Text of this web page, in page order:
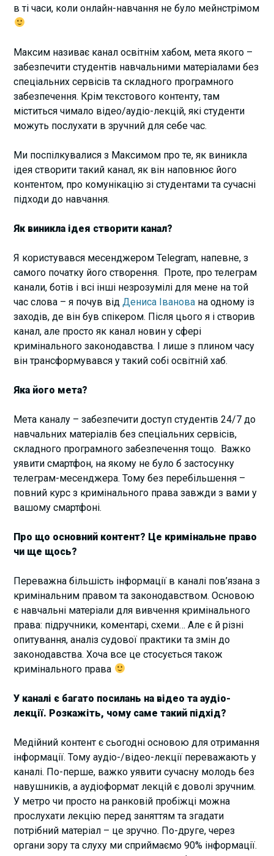
в ті часи, коли онлайн-навчання не було мейнстрімом
Максим називає канал освітнім хабом, мета якого –
забезпечити студентів навчальними матеріалами без
спеціальних сервісів та складного програмного
забезпечення. Крім текстового контенту, там
міститься чимало відео/аудіо-лекцій, які студенти
можуть послухати в зручний для себе час.
Ми поспілкувалися з Максимом про те, як виникла
ідея створити такий канал, як він наповнює його
контентом, про комунікацію зі студентами та сучасні
підходи до навчання.
Як виникла ідея створити канал?
Я користувався месенджером Telegram, напевне, з
самого початку його створення. Проте, про телеграм
канали, ботів і всі інші незрозумілі для мене на той
час слова – я почув від Дениса Іванова на одному із
заходів, де він був спікером. Після цього я і створив
канал, але просто як канал новин у сфері
кримінального законодавства. І лише з плином часу
він трансформувався у такий собі освітній хаб.
Яка його мета?
Мета каналу – забезпечити доступ студентів 24/7 до
навчальних матеріалів без спеціальних сервісів,
складного програмного забезпечення тощо. Важко
уявити смартфон, на якому не було б застосунку
телеграм-месенджера. Тому без перебільшення –
повний курс з кримінального права завжди з вами у
вашому смартфоні.
Про що основний контент? Це кримінальне право
чи ще щось?
Переважна більшість інформації в каналі пов’язана з
кримінальним правом та законодавством. Основою
є навчальні матеріали для вивчення кримінального
права: підручники, коментарі, схеми… Але є й різні
опитування, аналіз судової практики та змін до
законодавства. Хоча все це стосується також
кримінального права
У каналі є багато посилань на відео та аудіо-
лекції. Розкажіть, чому саме такий підхід?
Медійний контент є сьогодні основою для отримання
інформації. Тому аудіо-/відео-лекції переважають у
каналі. По-перше, важко уявити сучасну молодь без
навушників, а аудіоформат лекцій є доволі зручним.
У метро чи просто на ранковій пробіжці можна
прослухати лекцію перед заняттям та згадати
потрібний матеріал – це зручно. По-друге, через
органи зору та слуху ми сприймаємо 90% інформації.